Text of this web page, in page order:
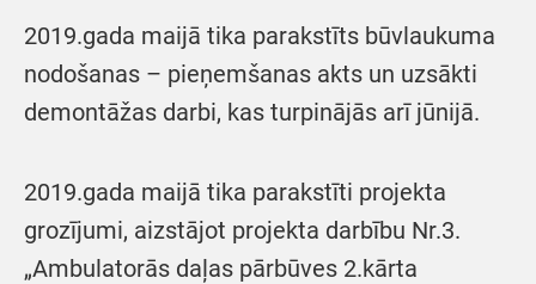
2019.gada maijā tika parakstīts būvlaukuma
nodošanas – pieņemšanas akts un uzsākti
demontāžas darbi, kas turpinājās arī jūnijā.
2019.gada maijā tika parakstīti projekta
grozījumi, aizstājot projekta darbību Nr.3.
„Ambulatorās daļas pārbūves 2.kārta